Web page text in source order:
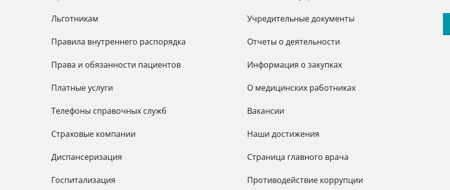
Льготникам
Правила внутреннего распорядка
Права и обязанности пациентов
Платные услуги
Телефоны справочных служб
Страховые компании
Диспансеризация
Госпитализация
Учредительные документы
Отчеты о деятельности
Информация о закупках
О медицинских работниках
Вакансии
Наши достижения
Страница главного врача
Противодействие коррупции